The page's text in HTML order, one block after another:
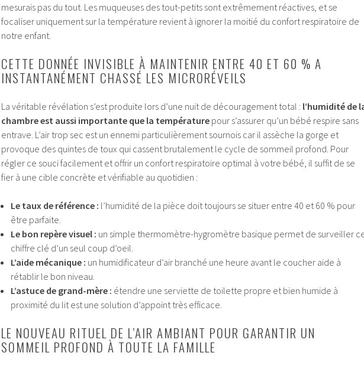
mesurais pas du tout. Les muqueuses des tout-petits sont extrêmement réactives, et se
focaliser uniquement sur la température revient à ignorer la moitié du confort respiratoire de
notre enfant.
CETTE DONNÉE INVISIBLE À MAINTENIR ENTRE 40 ET 60 % A
INSTANTANÉMENT CHASSÉ LES MICRORÉVEILS
La véritable révélation s’est produite lors d’une nuit de découragement total : l’humidité de
chambre est aussi importante que la température pour s’assurer qu’un bébé respire sans
entrave. L’air trop sec est un ennemi particulièrement sournois car il assèche la gorge et
provoque des quintes de toux qui cassent brutalement le cycle de sommeil profond. Pour
régler ce souci facilement et offrir un confort respiratoire optimal à votre bébé, il suffit de se
fier à une cible concrète et vérifiable au quotidien :
Le taux de référence : l’humidité de la pièce doit toujours se situer entre 40 et 60 % pour
être parfaite.
Le bon repère visuel : un simple thermomètre-hygromètre basique permet de surveiller
chiffre clé d’un seul coup d’oeil.
L’aide mécanique : un humidificateur d’air branché une heure avant le coucher aide à
rétablir le bon niveau.
L’astuce de grand-mère : étendre une serviette de toilette propre et bien humide à
proximité du lit est une solution d’appoint très efficace.
LE NOUVEAU RITUEL DE L’AIR AMBIANT POUR GARANTIR UN
SOMMEIL PROFOND À TOUTE LA FAMILLE